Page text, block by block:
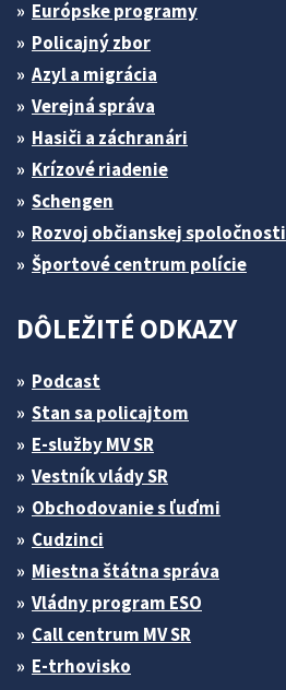
Európske programy
Policajný zbor
Azyl a migrácia
Verejná správa
Hasiči a záchranári
Krízové riadenie
Schengen
Rozvoj občianskej spoločnosti
Športové centrum polície
DÔLEŽITÉ ODKAZY
Podcast
Stan sa policajtom
E-služby MV SR
Vestník vlády SR
Obchodovanie s ľuďmi
Cudzinci
Miestna štátna správa
Vládny program ESO
Call centrum MV SR
E-trhovisko